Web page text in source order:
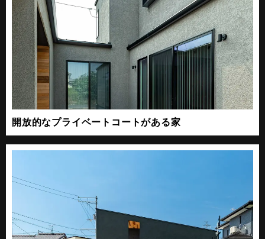
開放的なプライベートコートがある家